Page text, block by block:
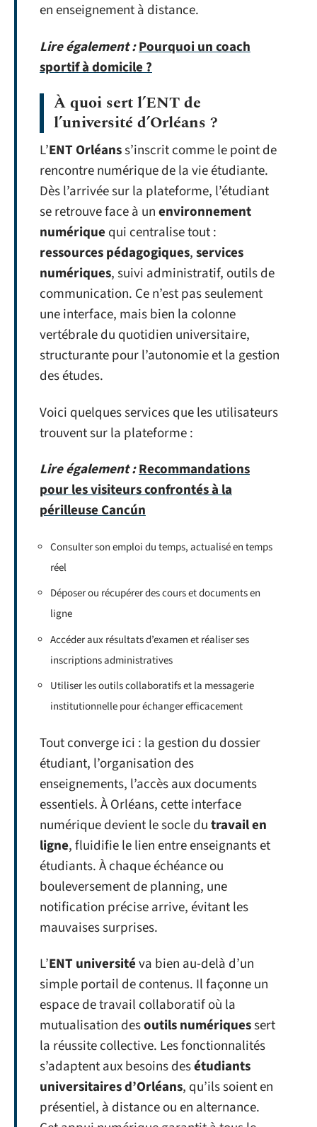
en enseignement à distance.
Lire également :Pourquoi un coach
sportif à domicile ?
À quoi sert l’ENT de
l’université d’Orléans ?
L’ENT Orléanss’inscrit comme le point de
rencontre numérique de la vie étudiante.
Dès l’arrivée sur la plateforme, l’étudiant
se retrouve face à unenvironnement
numérique qui centralise tout :
ressources pédagogiques,services
numériques, suivi administratif, outils de
communication. Ce n’est pas seulement
une interface, mais bien la colonne
vertébrale du quotidien universitaire,
structurante pour l’autonomie et la gestion
des études.
Voici quelques services que les utilisateurs
trouvent sur la plateforme :
Lire également :Recommandations
pour les visiteurs confrontés à la
périlleuse Cancún
Consulter son emploi du temps, actualisé en temps
réel
Déposer ou récupérer des cours et documents en
ligne
Accéder aux résultats d’examen et réaliser ses
inscriptions administratives
Utiliser les outils collaboratifs et la messagerie
institutionnelle pour échanger efficacement
Tout converge ici : la gestion du dossier
étudiant, l’organisation des
enseignements, l’accès aux documents
essentiels. À Orléans, cette interface
numérique devient le socle dutravail en
ligne, fluidifie le lien entre enseignants et
étudiants. À chaque échéance ou
bouleversement de planning, une
notification précise arrive, évitant les
mauvaises surprises.
L’ENT universitéva bien au-delà d’un
simple portail de contenus. Il façonne un
espace de travail collaboratif où la
mutualisation desoutils numériquessert
la réussite collective. Les fonctionnalités
s’adaptent aux besoins desétudiants
universitaires d’Orléans, qu’ils soient en
présentiel, à distance ou en alternance.